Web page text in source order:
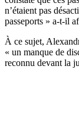
n’étaient pas
passeports » a-t-il
À ce sujet,
« un manque de
reconnu devant la